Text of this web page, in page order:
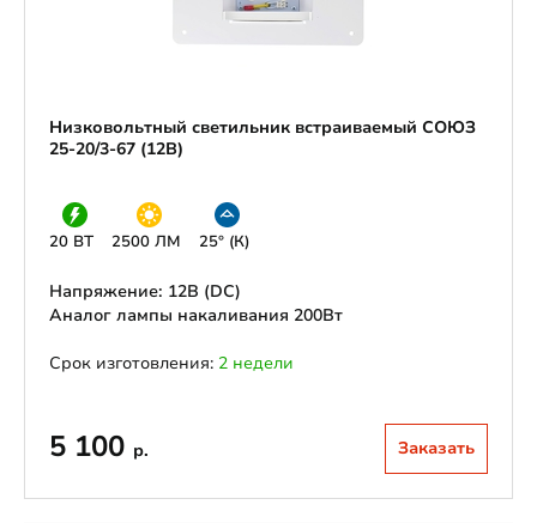
Низковольтный светильник встраиваемый СОЮЗ
25-20/3-67 (12В)
20 ВТ 2500 ЛМ 25° (К)
Напряжение: 12В (DС)
Аналог лампы накаливания 200Вт
Срок изготовления: 2 недели
5 100 р. Заказать